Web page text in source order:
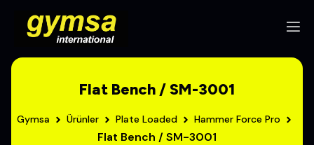
Flat Bench / SM-3001
Gymsa Ürünler Plate Loaded Hammer Force Pro
Flat Bench / SM-3001